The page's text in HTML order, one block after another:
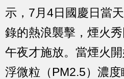
示，7月4日國慶日當
錄的熱浪襲擊，煙火
午夜才施放。當煙火
浮微粒（PM2.5）濃